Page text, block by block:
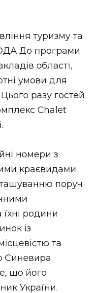
туризму та
ОДА До програми
області,
умови для
разу гостей
Chalet
номери з
краєвидами
поруч
родини
із
та
Синевира.
що його
України.